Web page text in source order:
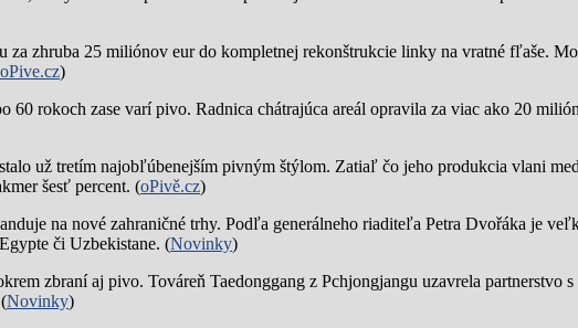
za zhruba 25 miliónov eur do kompletnej rekonštrukcie linky na vratné fľaše.
oPive.cz)
60 rokoch zase varí pivo. Radnica chátrajúca areál opravila za viac ako 20
už tretím najobľúbenejším pivným štýlom. Zatiaľ čo jeho produkcia vlani
šesť percent. (oPivě.cz)
na nové zahraničné trhy. Podľa generálneho riaditeľa Petra Dvořáka je
či Uzbekistane. (Novinky)
zbraní aj pivo. Továreň Taedonggang z Pchjongjangu uzavrela partnerstvo
Novinky)